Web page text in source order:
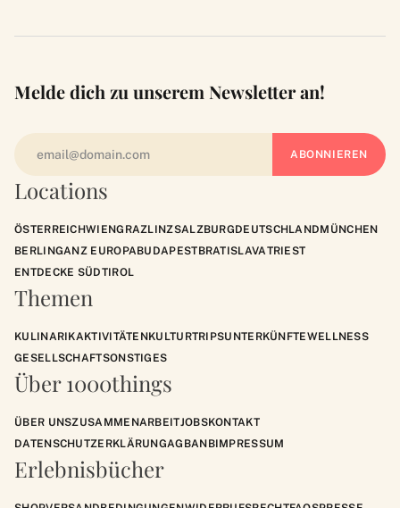
Locations
ÖSTERREICHWIENGRAZLINZSALZBURGDEUTSCHLANDMÜNCHEN
BERLINGANZ EUROPABUDAPESTBRATISLAVATRIEST
ENTDECKE SÜDTIROL
Themen
KULINARIKAKTIVITÄTENKULTURTRIPSUNTERKÜNFTEWELLNESS
GESELLSCHAFTSONSTIGES
Über 1000things
ÜBER UNSZUSAMMENARBEITJOBSKONTAKT
DATENSCHUTZERKLÄRUNGAGBANBIMPRESSUM
Erlebnisbücher
Melde dich zu unserem Newsletter an!